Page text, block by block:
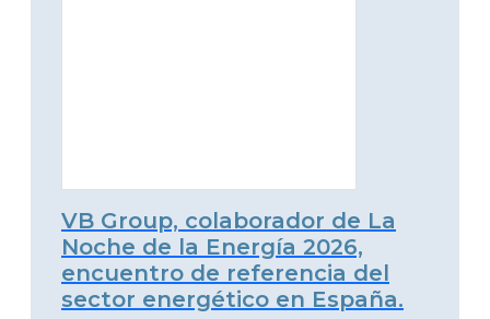
VB Group, colaborador de La
Noche de la Energía 2026,
encuentro de referencia del
sector energético en España.